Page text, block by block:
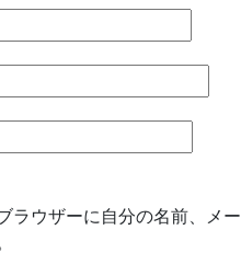
ラウザーに自分の名前、メー